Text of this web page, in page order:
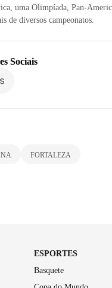
uma Olimpíada, Pan-
de diversos campeonatos.
Sociais
FORTALEZA
ESPORTES
Basquete